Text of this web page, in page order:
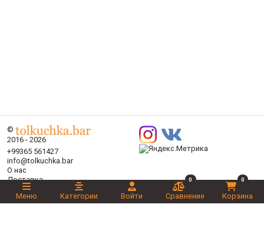
©
2016 - 2026
+99365 561427
info@tolkuchka.bar
О нас
Доставка
Статьи
Бренды
Меню Категории Войти
0
Сравнение
0
Корзина